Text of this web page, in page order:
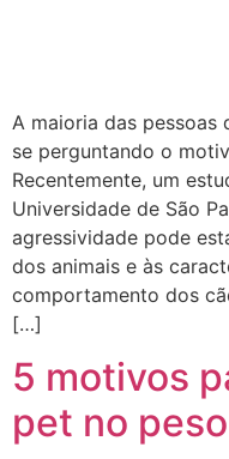
A maioria das pessoas
se perguntando o
Recentemente, um
Universidade de São
agressividade pode
dos animais e às
comportamento dos
[…]
5 motivos
pet no